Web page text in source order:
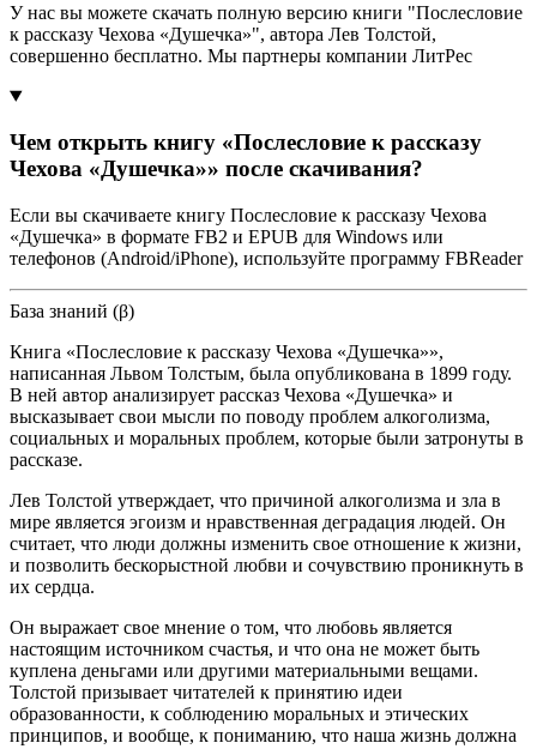
У нас вы можете скачать полную версию книги "Послесловие
к рассказу Чехова «Душечка»", автора Лев Толстой,
совершенно бесплатно. Мы партнеры компании ЛитРес
Чем открыть книгу «Послесловие к рассказу
Чехова «Душечка»» после скачивания?
Если вы скачиваете книгу Послесловие к рассказу Чехова
«Душечка» в формате FB2 и EPUB для Windows или
телефонов (Android/iPhone), используйте программу FBReader
База знаний (β)
Книга «Послесловие к рассказу Чехова «Душечка»»,
написанная Львом Толстым, была опубликована в 1899 году.
В ней автор анализирует рассказ Чехова «Душечка» и
высказывает свои мысли по поводу проблем алкоголизма,
социальных и моральных проблем, которые были затронуты в
рассказе.
Лев Толстой утверждает, что причиной алкоголизма и зла в
мире является эгоизм и нравственная деградация людей. Он
считает, что люди должны изменить свое отношение к жизни,
и позволить бескорыстной любви и сочувствию проникнуть в
их сердца.
Он выражает свое мнение о том, что любовь является
настоящим источником счастья, и что она не может быть
куплена деньгами или другими материальными вещами.
Толстой призывает читателей к принятию идеи
образованности, к соблюдению моральных и этических
принципов, и вообще, к пониманию, что наша жизнь должна